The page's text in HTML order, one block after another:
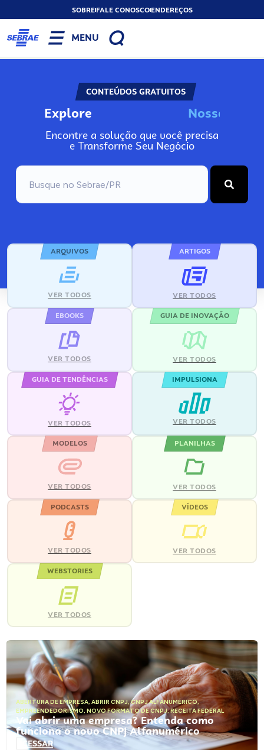
SOBREFALE CONOSCOENDEREÇOS
MENU
CONTEÚDOS GRATUITOS
Explore Nosso
Encontre a solução que você precisa
e Transforme Seu Negócio
ARQUIVOS
VER TODOS
ARTIGOS
VER TODOS
EBOOKS
VER TODOS
GUIA DE INOVAÇÃO
VER TODOS
GUIA DE TENDÊNCIAS
VER TODOS
IMPULSIONA
VER TODOS
MODELOS
VER TODOS
PLANILHAS
VER TODOS
PODCASTS
VER TODOS
VÍDEOS
VER TODOS
WEBSTORIES
VER TODOS
ABERTURA DE EMPRESA, ABRIR CNPJ,CNPJ ALFANUMÉRICO,
EMPREENDEDORISMO, NOVO FORMATO DE CNPJ,RECEITA FEDERAL
Vai abrir uma empresa? Entenda como
funciona o novo CNPJ Alfanumérico
ACESSAR